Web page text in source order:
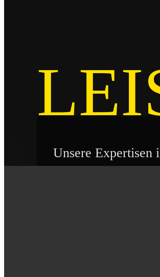
Unsere Expertisen